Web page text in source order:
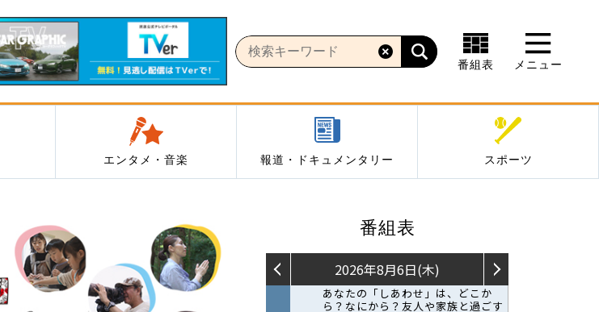
番組表 メニュー
エンタメ・音楽 報道・ドキュメンタリー スポーツ
番組表